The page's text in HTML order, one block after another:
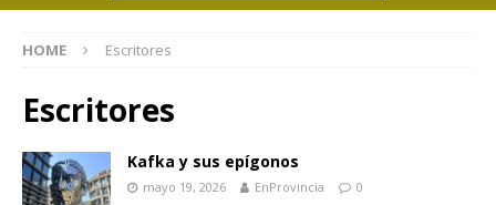
HOME Escritores
Escritores
Kafka y sus epígonos
mayo 19, 2026 EnProvincia 0